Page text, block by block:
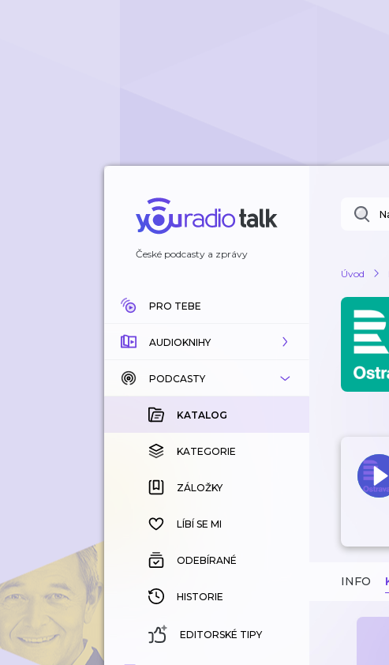
České podcasty a zprávy
PRO TEBE
AUDIOKNIHY
KATALOG
KOUPENÉ
KATEGORIE
ZÁLOŽKY
HISTORIE
PODCASTY
KATALOG
KATEGORIE
ZÁLOŽKY
LÍBÍ SE MI
ODEBÍRANÉ
HISTORIE
EDITORSKÉ TIPY
Úvod
INFO